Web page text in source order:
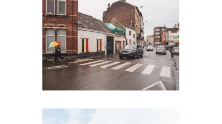
Fermette Jerusalem